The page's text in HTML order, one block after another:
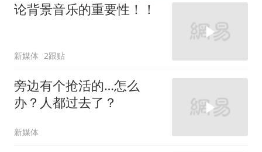
论背景音乐的重要性！！
新媒体 2跟贴
旁边有个抢活的…怎么
办？人都过去了？
新媒体